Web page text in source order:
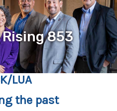
853
LUA
the past